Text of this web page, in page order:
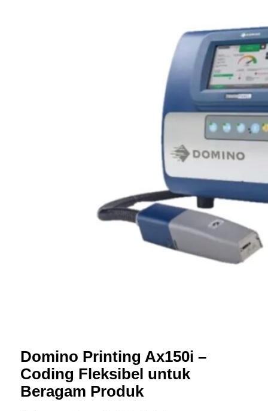
Domino Printing Ax150i –
Coding Fleksibel untuk
Beragam Produk